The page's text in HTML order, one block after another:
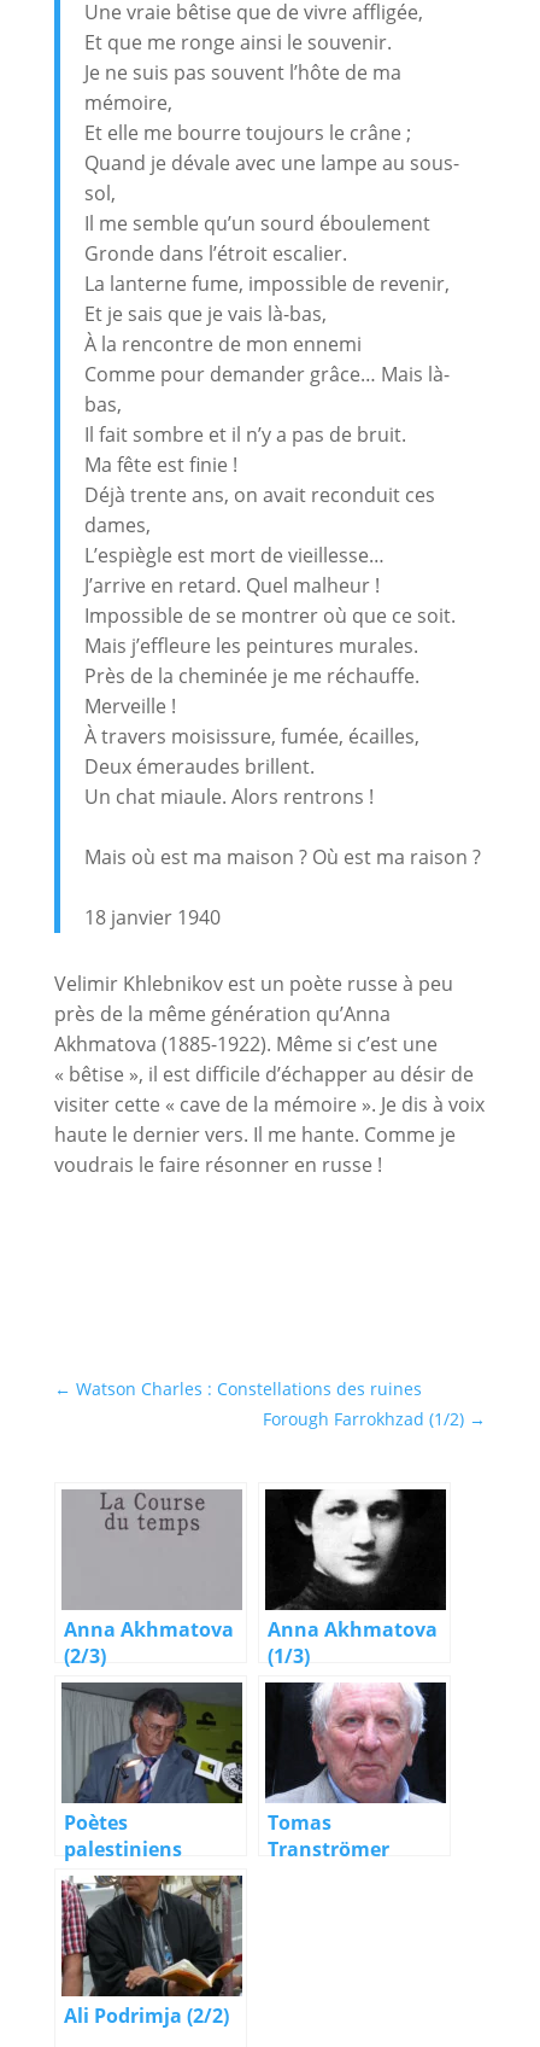
Une vraie bêtise que de vivre affligée,
Et que me ronge ainsi le souvenir.
Je ne suis pas souvent l’hôte de ma
mémoire,
Et elle me bourre toujours le crâne ;
Quand je dévale avec une lampe au sous-
sol,
Il me semble qu’un sourd éboulement
Gronde dans l’étroit escalier.
La lanterne fume, impossible de revenir,
Et je sais que je vais là-bas,
À la rencontre de mon ennemi
Comme pour demander grâce… Mais là-
bas,
Il fait sombre et il n’y a pas de bruit.
Ma fête est finie !
Déjà trente ans, on avait reconduit ces
dames,
L’espiègle est mort de vieillesse…
J’arrive en retard. Quel malheur !
Impossible de se montrer où que ce soit.
Mais j’effleure les peintures murales.
Près de la cheminée je me réchauffe.
Merveille !
À travers moisissure, fumée, écailles,
Deux émeraudes brillent.
Un chat miaule. Alors rentrons !
Mais où est ma maison ? Où est ma raison ?
18 janvier 1940
Velimir Khlebnikov est un poète russe à peu
près de la même génération qu’Anna
Akhmatova (1885-1922). Même si c’est une
« bêtise », il est difficile d’échapper au désir de
visiter cette « cave de la mémoire ». Je dis à voix
haute le dernier vers. Il me hante. Comme je
voudrais le faire résonner en russe !
← Watson Charles : Constellations des ruines
Forough Farrokhzad (1/2) →
Anna Akhmatova
(2/3)
Anna Akhmatova
(1/3)
Poètes
palestiniens
Tomas
Tranströmer
Ali Podrimja (2/2)